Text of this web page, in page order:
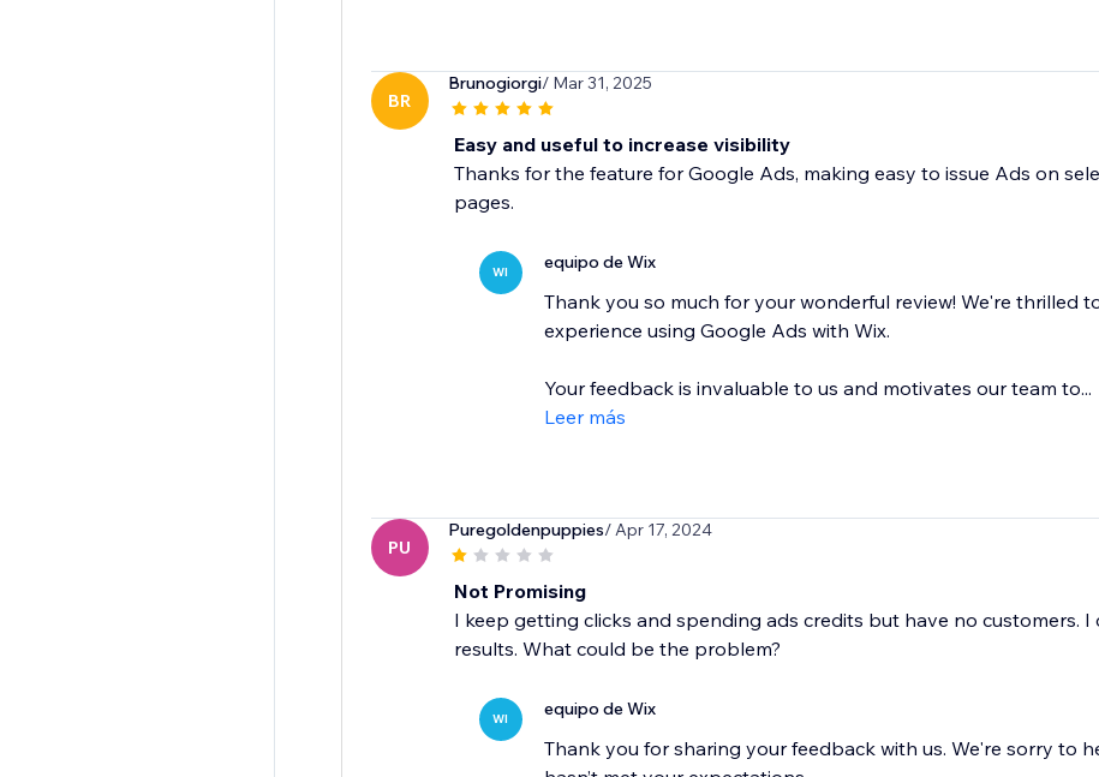
BR
Brunogiorgi/ Mar 31, 2025
Easy and useful to increase visibility
Thanks for the feature for Google Ads, making easy to issue Ads on
pages.
WI equipo de Wix
Thank you so much for your wonderful review! We're thrilled
experience using Google Ads with Wix.
Your feedback is invaluable to us and motivates our team to...
Leer más
PU
Puregoldenpuppies/ Apr 17, 2024
Not Promising
I keep getting clicks and spending ads credits but have no customers.
results. What could be the problem?
WI equipo de Wix
Thank you for sharing your feedback with us. We're sorry to